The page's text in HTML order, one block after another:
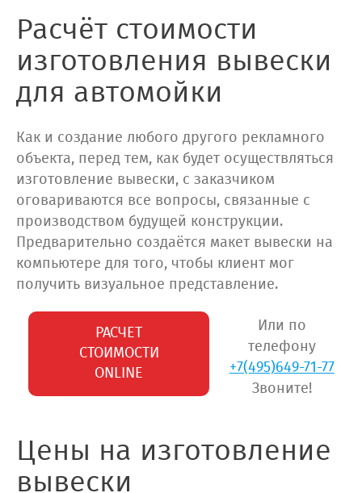
Расчёт стоимости
изготовления вывески
для автомойки
Как и создание любого другого рекламного
объекта, перед тем, как будет осуществляться
изготовление вывески, с заказчиком
оговариваются все вопросы, связанные с
производством будущей конструкции.
Предварительно создаётся макет вывески на
компьютере для того, чтобы клиент мог
получить визуальное представление.
РАСЧЕТ
СТОИМОСТИ
ONLINE
Или по
телефону
+7(495)649-71-77
Звоните!
Цены на изготовление
вывески